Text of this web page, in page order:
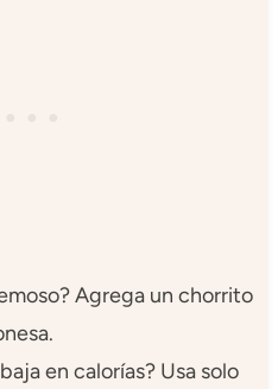
Agrega un chorrito
en calorías? Usa solo